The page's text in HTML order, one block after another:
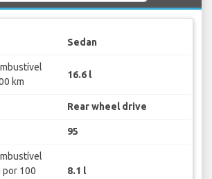
Sedan
km
16.6 l
Rear wheel drive
95
por 100
8.1 l